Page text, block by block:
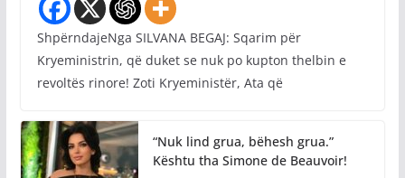
ShpërndajeNga SILVANA BEGAJ: Sqarim për
Kryeministrin, që duket se nuk po kupton thelbin e
revoltës rinore! Zoti Kryeministër, Ata që
“Nuk lind grua, bëhesh grua.”
Kështu tha Simone de Beauvoir!